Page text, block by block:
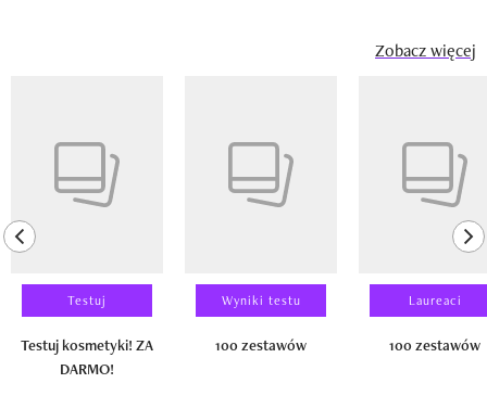
Zobacz więcej
previous element
Testuj
Testuj kosmetyki! ZA
DARMO!
Wyniki testu
100 zestawów
Laureaci
100 zestawów